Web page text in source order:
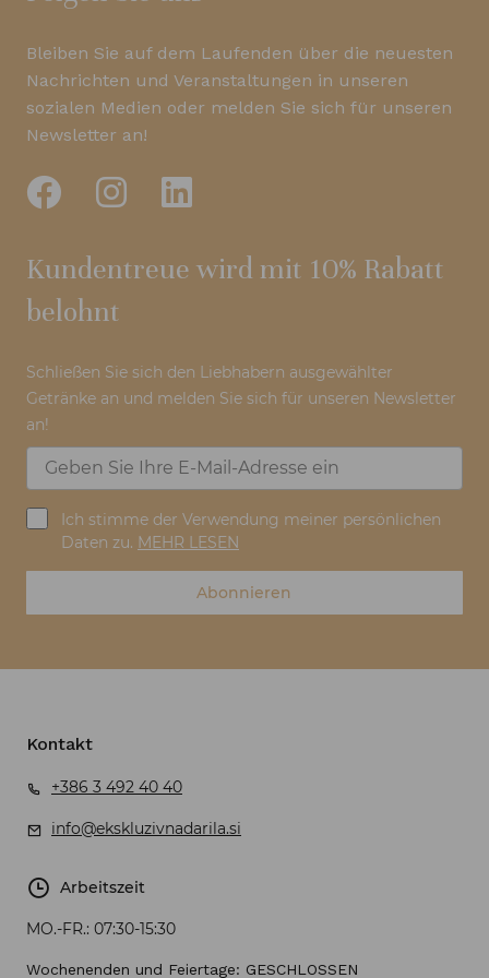
Bleiben Sie auf dem Laufenden über die neuesten
Nachrichten und Veranstaltungen in unseren
sozialen Medien oder melden Sie sich für unseren
Newsletter an!
Kundentreue wird mit 10% Rabatt
belohnt
Schließen Sie sich den Liebhabern ausgewählter
Getränke an und melden Sie sich für unseren Newsletter
an!
Ich stimme der Verwendung meiner persönlichen
Daten zu. MEHR LESEN
Abonnieren
Kontakt
+386 3 492 40 40
info@ekskluzivnadarila.si
Arbeitszeit
MO.-FR.: 07:30-15:30
Wochenenden und Feiertage: GESCHLOSSEN